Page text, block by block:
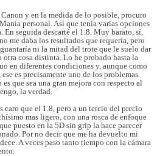
y en la medida de lo posible, procuro
personal. Así que tenía varias opciones
En seguida descarté el 1.8. Muy barato, sí,
me daba los resultados que requería, pero
ni la mitad del trote que le suelo dar
otra cosa distinta. Lo he probado hasta la
en diferentes condiciones y, aunque como
es precisamente uno de los problemas.
que sea una gran mejora con respecto al
la verdad.
caro que el 1.8, pero a un tercio del precio
mas ligero, con una rosca de enfoque
puesto en la 5D sin grip la hace parecer
Por no decir que me ha devuelto mi
A veces paso tanto tiempo con la cámara